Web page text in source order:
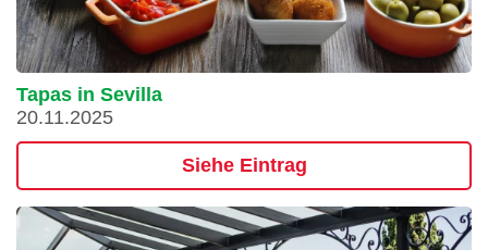
Tapas in Sevilla
20.11.2025
Siehe Eintrag